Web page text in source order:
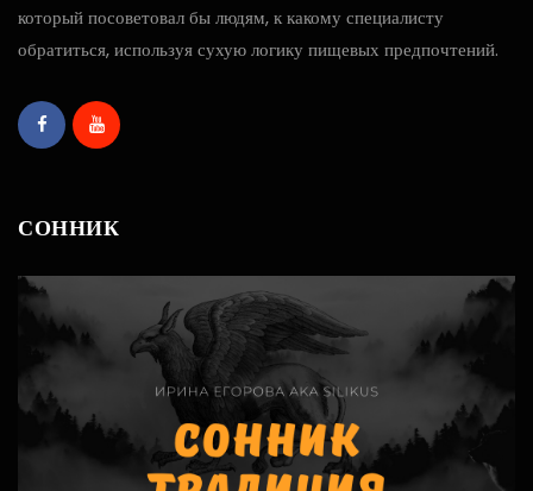
который посоветовал бы людям, к какому специалисту
обратиться, используя сухую логику пищевых предпочтений.
СОННИК